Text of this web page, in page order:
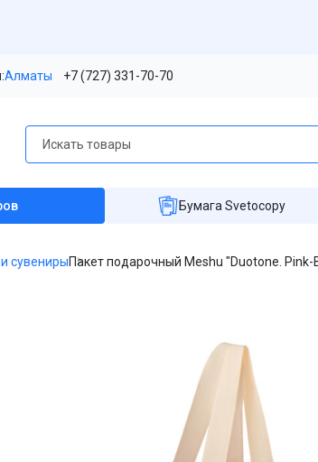
Алматы +7 (727) 331-70-70
Бумага Svetocopy
сувенирыПакет подарочный Meshu "Duotone.